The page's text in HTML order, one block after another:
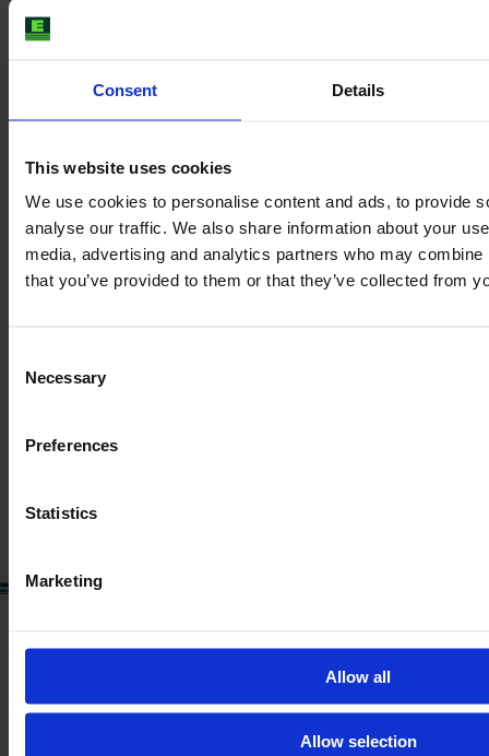
Consent Details
This website uses cookies
We use cookies to personalise content and ads, to provide
analyse our traffic. We also share information about your
media, advertising and analytics partners who may
that you’ve provided to them or that they’ve collected from
Selection
Necessary
Preferences
Statistics
Marketing
Allow all
Allow selection
2013 135 KM